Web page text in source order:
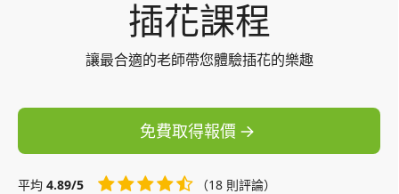
插花課程
讓最合適的老師帶您體驗插花的樂趣
免費取得報價
平均 4.89/5
（18 則評論）